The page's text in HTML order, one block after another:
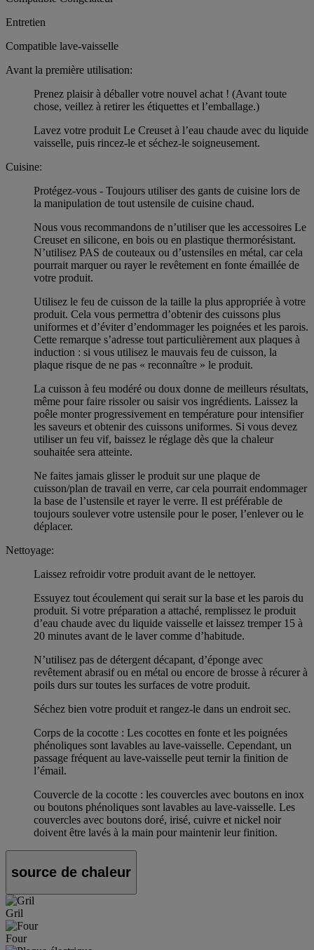
Entretien
Compatible lave-vaisselle
Avant la première utilisation:
Prenez plaisir à déballer votre nouvel achat ! (Avant toute
chose, veillez à retirer les étiquettes et l’emballage.)
Lavez votre produit Le Creuset à l’eau chaude avec du liquide
vaisselle, puis rincez-le et séchez-le soigneusement.
Cuisine:
Protégez-vous - Toujours utiliser des gants de cuisine lors de
la manipulation de tout ustensile de cuisine chaud.
Nous vous recommandons de n’utiliser que les accessoires Le
Creuset en silicone, en bois ou en plastique thermorésistant.
N’utilisez PAS de couteaux ou d’ustensiles en métal, car cela
pourrait marquer ou rayer le revêtement en fonte émaillée de
votre produit.
Utilisez le feu de cuisson de la taille la plus appropriée à votre
produit. Cela vous permettra d’obtenir des cuissons plus
uniformes et d’éviter d’endommager les poignées et les parois.
Cette remarque s’adresse tout particulièrement aux plaques à
induction : si vous utilisez le mauvais feu de cuisson, la
plaque risque de ne pas « reconnaître » le produit.
La cuisson à feu modéré ou doux donne de meilleurs résultats,
même pour faire rissoler ou saisir vos ingrédients. Laissez la
poêle monter progressivement en température pour intensifier
les saveurs et obtenir des cuissons uniformes. Si vous devez
utiliser un feu vif, baissez le réglage dès que la chaleur
souhaitée sera atteinte.
Ne faites jamais glisser le produit sur une plaque de
cuisson/plan de travail en verre, car cela pourrait endommager
la base de l’ustensile et rayer le verre. Il est préférable de
toujours soulever votre ustensile pour le poser, l’enlever ou le
déplacer.
Nettoyage:
Laissez refroidir votre produit avant de le nettoyer.
Essuyez tout écoulement qui serait sur la base et les parois du
produit. Si votre préparation a attaché, remplissez le produit
d’eau chaude avec du liquide vaisselle et laissez tremper 15 à
20 minutes avant de le laver comme d’habitude.
N’utilisez pas de détergent décapant, d’éponge avec
revêtement abrasif ou en métal ou encore de brosse à récurer à
poils durs sur toutes les surfaces de votre produit.
Séchez bien votre produit et rangez-le dans un endroit sec.
Corps de la cocotte : Les cocottes en fonte et les poignées
phénoliques sont lavables au lave-vaisselle. Cependant, un
passage fréquent au lave-vaisselle peut ternir la finition de
l’émail.
Couvercle de la cocotte : les couvercles avec boutons en inox
ou boutons phénoliques sont lavables au lave-vaisselle. Les
couvercles avec boutons doré, irisé, cuivre et nickel noir
doivent être lavés à la main pour maintenir leur finition.
source de chaleur
Gril
Four